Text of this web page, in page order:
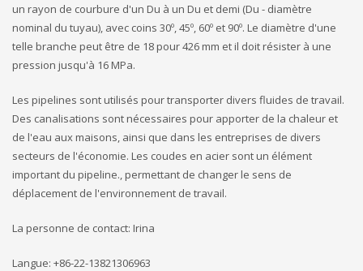
un rayon de courbure d'un Du à un Du et demi (Du - diamètre
nominal du tuyau), avec coins 30º, 45º, 60º et 90º. Le diamètre d'une
telle branche peut être de 18 pour 426 mm et il doit résister à une
pression jusqu'à 16 MPa.
Les pipelines sont utilisés pour transporter divers fluides de travail.
Des canalisations sont nécessaires pour apporter de la chaleur et
de l'eau aux maisons, ainsi que dans les entreprises de divers
secteurs de l'économie. Les coudes en acier sont un élément
important du pipeline., permettant de changer le sens de
déplacement de l'environnement de travail.
La personne de contact: Irina
Langue: +86-22-13821306963